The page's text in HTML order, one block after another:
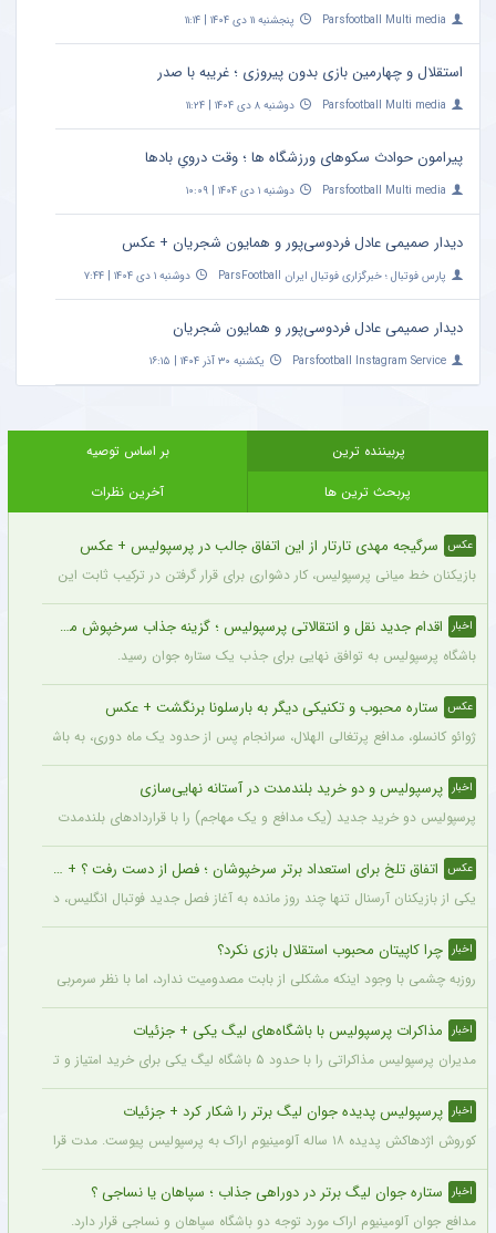
Parsfootball Multi media پنجشنبه ۱۱ دی ۱۴۰۴ | ۱۱:۱۴
استقلال و چهارمین بازی بدون پیروزی ؛ غریبه با صدر
Parsfootball Multi media دوشنبه ۸ دی ۱۴۰۴ | ۱۱:۲۴
پیرامون حوادث سکوهای ورزشگاه ها ؛ وقت درویِ بادها
Parsfootball Multi media دوشنبه ۱ دی ۱۴۰۴ | ۱۰:۰۹
دیدار صمیمی عادل فردوسی‌پور و همایون شجریان + عکس
پارس فوتبال ؛ خبرگزاری فوتبال ایران ParsFootball دوشنبه ۱ دی ۱۴۰۴ | ۷:۴۴
دیدار صمیمی عادل فردوسی‌پور و همایون شجریان
Parsfootball Instagram Service یکشنبه ۳۰ آذر ۱۴۰۴ | ۱۶:۱۵
پربیننده ترین
بر اساس توصیه
پربحث ترین ها
آخرین نظرات
عکس سرگیجه مهدی تارتار از این اتفاق جالب در پرسپولیس + عکس
بازیکنان خط میانی پرسپولیس، کار دشواری برای قرار گرفتن در ترکیب ثابت این تیم
اخبار اقدام جدید نقل و انتقالاتی پرسپولیس ؛ گزینه جذاب سرخپوش می شود؟
باشگاه پرسپولیس به توافق نهایی برای جذب یک ستاره جوان رسید.
عکس ستاره محبوب و تکنیکی دیگر به بارسلونا برنگشت + عکس
ژوائو کانسلو، مدافع پرتغالی الهلال، سرانجام پس از حدود یک ماه دوری، به باشگاه
اخبار پرسپولیس و دو خرید بلندمدت در آستانه نهایی‌سازی
پرسپولیس دو خرید جدید (یک مدافع و یک مهاجم) را با قراردادهای بلندمدت نهایی کرده
عکس اتفاق تلخ برای استعداد برتر سرخپوشان ؛ فصل از دست رفت ؟ + عکس
یکی از بازیکنان آرسنال تنها چند روز مانده به آغاز فصل جدید فوتبال انگلیس، دچار
اخبار چرا کاپیتان محبوب استقلال بازی نکرد؟
روزبه چشمی با وجود اینکه مشکلی از بابت مصدومیت ندارد، اما با نظر سرمربی استقلال
اخبار مذاکرات پرسپولیس با باشگاه‌های لیگ یکی + جزئیات
مدیران پرسپولیس مذاکراتی را با حدود ۵ باشگاه لیگ یکی برای خرید امتیاز و تشکیل تیم «ب» آغاز کرده‌اند.
اخبار پرسپولیس پدیده جوان لیگ برتر را شکار کرد + جزئیات
کوروش اژدهاکش پدیده ۱۸ ساله آلومینیوم اراک به پرسپولیس پیوست. مدت قرارداد اژدهاکش با پرسپولیس به مدت ۴ سال است.
اخبار ستاره جوان لیگ برتر در دوراهی جذاب ؛ سپاهان یا نساجی ؟
مدافع جوان آلومینیوم اراک مورد توجه دو باشگاه سپاهان و نساجی قرار دارد.